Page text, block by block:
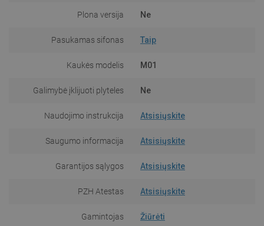
Plona versija Ne
Pasukamas sifonas Taip
Kaukės modelis M01
Galimybė įklijuoti plyteles Ne
Naudojimo instrukcija Atsisiųskite
Saugumo informacija Atsisiųskite
Garantijos sąlygos Atsisiųskite
PZH Atestas Atsisiųskite
Gamintojas Žiūrėti